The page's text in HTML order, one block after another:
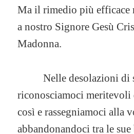
Ma il rimedio più efficace
a nostro Signore Gesù
Madonna.
Nelle desolazioni di
riconosciamoci meritevoli
così e rassegniamoci alla
abbandonandoci tra le sue